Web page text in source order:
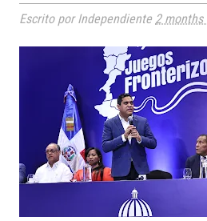
Escrito por Independiente 2 months